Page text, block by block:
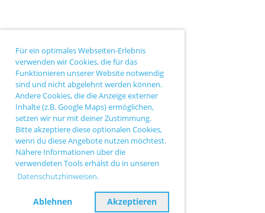
Für ein optimales Webseiten-Erlebnis
verwenden wir Cookies, die für das
Funktionieren unserer Website notwendig
sind und nicht abgelehnt werden können.
Andere Cookies, die die Anzeige externer
Inhalte (z.B. Google Maps) ermöglichen,
setzen wir nur mit deiner Zustimmung.
Bitte akzeptiere diese optionalen Cookies,
wenn du diese Angebote nutzen möchtest.
Nähere Informationen über die
verwendeten Tools erhälst du in unseren
Datenschutzhinweisen.
Ablehnen Akzeptieren